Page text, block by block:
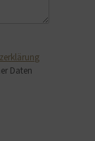
Daten